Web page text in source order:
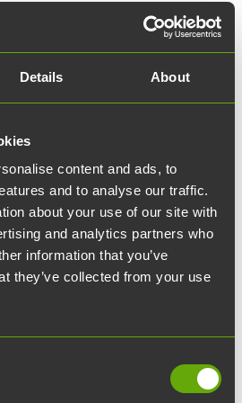
Details About
content and ads, to
and to analyse our traffic.
about your use of our site with
and analytics partners who
information that you’ve
they’ve collected from your use
utställningar kan Jokis